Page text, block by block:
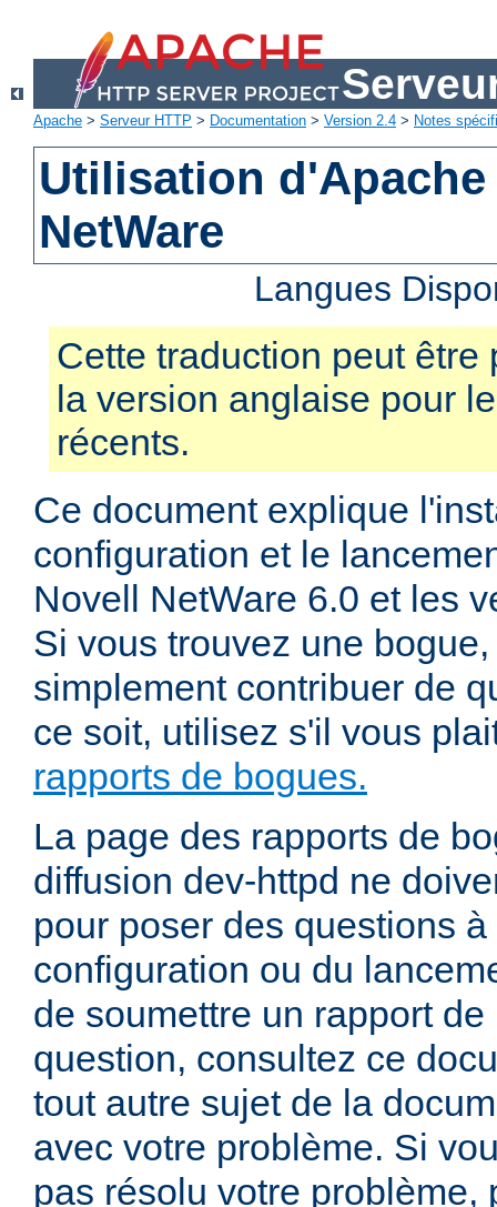
Apache > Serveur HTTP > Documentation > Version 2.4 > Notes
Utilisation
NetWare
Langues
Cette traduction peut être
la version anglaise pour
récents.
Ce document explique
configuration et le
Novell NetWare 6.0 et les
Si vous trouvez une
simplement contribuer de
ce soit, utilisez s'il vous
rapports de bogues.
La page des rapports de
diffusion dev-httpd ne
pour poser des questions
configuration ou du
de soumettre un rapport
question, consultez ce
tout autre sujet de la
avec votre problème. Si
pas résolu votre problème,